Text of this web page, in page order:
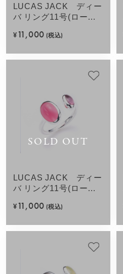
LUCAS JACK ディー
バ リング11号(ローズ
¥ 11,000 (税込)
SOLD OUT
LUCAS JACK ディー
バ リング11号(ローズ
¥ 11,000 (税込)